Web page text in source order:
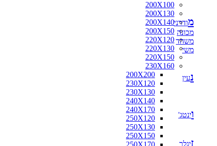
200X100
200X130
200X140
200X150
220X120
220X130
220X150
230X160
200X200
230X120
230X130
240X140
240X170
250X120
250X130
250X150
מודרני
מכונה
משהד
משי
נעין
וינטג'
זיגלר